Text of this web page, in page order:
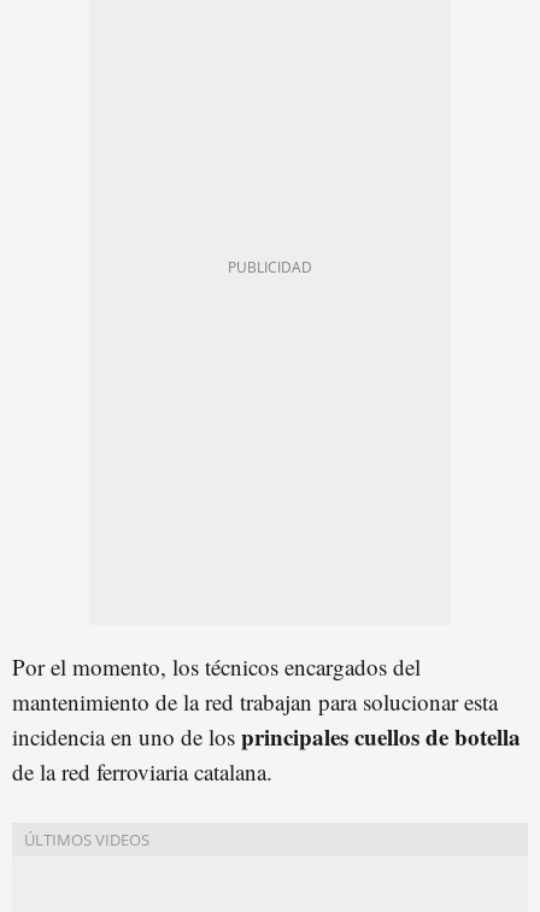
Por el momento, los técnicos encargados del
mantenimiento de la red trabajan para solucionar esta
incidencia en uno de los principales cuellos de botella
de la red ferroviaria catalana.